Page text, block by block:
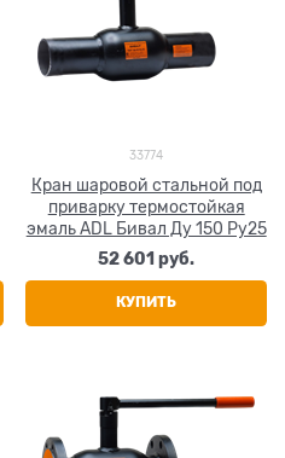
33774
Кран шаровой стальной под
приварку термостойкая
эмаль ADL Бивал Ду 150 Ру25
52 601 руб.
КУПИТЬ